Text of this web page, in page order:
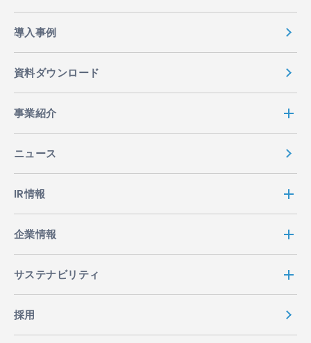
導入事例
資料ダウンロード
事業紹介
ニュース
IR情報
企業情報
サステナビリティ
採用